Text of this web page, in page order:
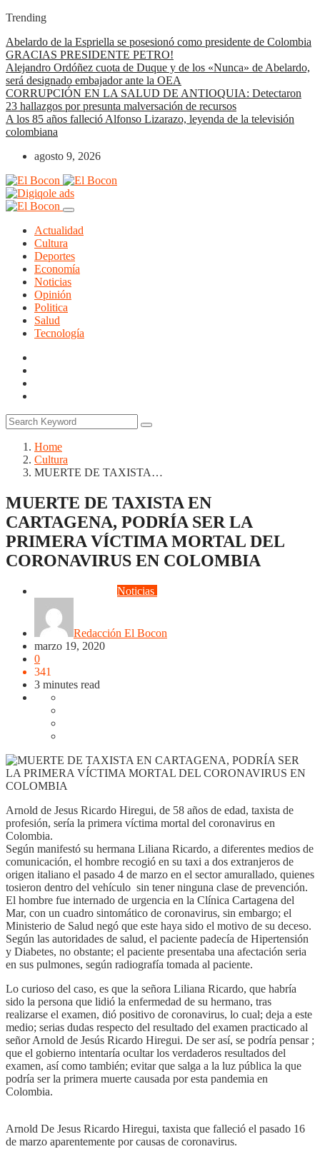
Trending
Abelardo de la Espriella se posesionó como presidente de Colombia
GRACIAS PRESIDENTE PETRO!
Alejandro Ordóñez cuota de Duque y de los «Nunca» de Abelardo,
será designado embajador ante la OEA
CORRUPCIÓN EN LA SALUD DE ANTIOQUIA: Detectaron
23 hallazgos por presunta malversación de recursos
A los 85 años falleció Alfonso Lizarazo, leyenda de la televisión
colombiana
agosto 9, 2026
Actualidad
Cultura
Deportes
Economía
Noticias
Opinión
Politica
Salud
Tecnología
Home
Cultura
MUERTE DE TAXISTA…
MUERTE DE TAXISTA EN
CARTAGENA, PODRÍA SER LA
PRIMERA VÍCTIMA MORTAL DEL
CORONAVIRUS EN COLOMBIA
Noticias
Redacción El Bocon
marzo 19, 2020
0
341
3 minutes read
Arnold de Jesus Ricardo Hiregui, de 58 años de edad, taxista de
profesión, sería la primera víctima mortal del coronavirus en
Colombia.
Según manifestó su hermana Liliana Ricardo, a diferentes medios de
comunicación, el hombre recogió en su taxi a dos extranjeros de
origen italiano el pasado 4 de marzo en el sector amurallado, quienes
tosieron dentro del vehículo sin tener ninguna clase de prevención.
El hombre fue internado de urgencia en la Clínica Cartagena del
Mar, con un cuadro sintomático de coronavirus, sin embargo; el
Ministerio de Salud negó que este haya sido el motivo de su deceso.
Según las autoridades de salud, el paciente padecía de Hipertensión
y Diabetes, no obstante; el paciente presentaba una afectación seria
en sus pulmones, según radiografía tomada al paciente.
Lo curioso del caso, es que la señora Liliana Ricardo, que habría
sido la persona que lidió la enfermedad de su hermano, tras
realizarse el examen, dió positivo de coronavirus, lo cual; deja a este
medio; serias dudas respecto del resultado del examen practicado al
señor Arnold de Jesús Ricardo Hiregui. De ser así, se podría pensar ;
que el gobierno intentaría ocultar los verdaderos resultados del
examen, así como también; evitar que salga a la luz pública la que
podría ser la primera muerte causada por esta pandemia en
Colombia.
Arnold De Jesus Ricardo Hiregui, taxista que falleció el pasado 16
de marzo aparentemente por causas de coronavirus.